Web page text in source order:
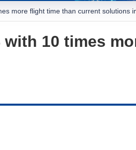
more flight time than current solutions
10 times